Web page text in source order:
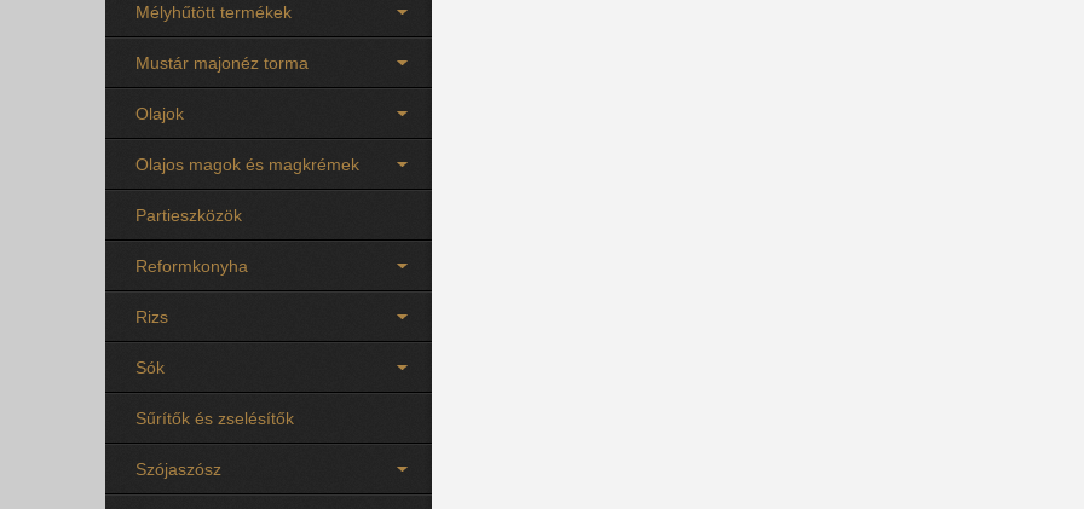
Mélyhűtött termékek
Mustár majonéz torma
Olajok
Olajos magok és magkrémek
Partieszközök
Reformkonyha
Rizs
Sók
Sűrítők és zselésítők
Szójaszósz